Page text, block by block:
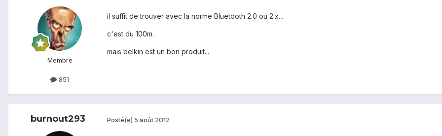
Membre
851
il suffit de trouver avec la norme Bluetooth 2.0 ou 2.x...
c'est du 100m.
mais belkin est un bon produit...
burnout293 Posté(e) 5 août 2012